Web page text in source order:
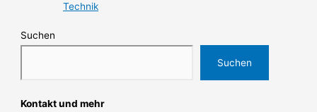
Technik
Suchen
Suchen
Kontakt und mehr